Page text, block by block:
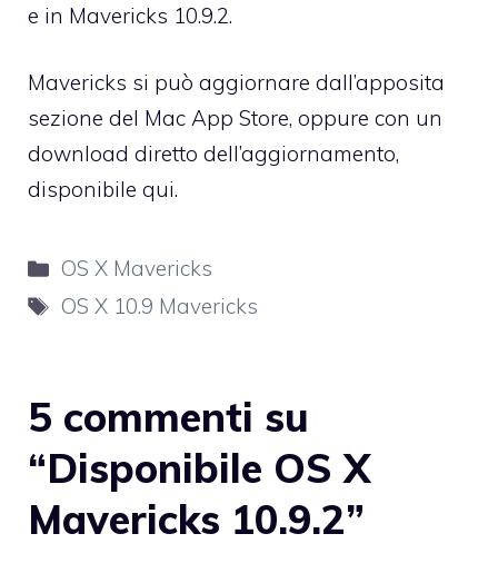
e in Mavericks 10.9.2.
Mavericks si può aggiornare dall’apposita
sezione del Mac App Store, oppure con un
download diretto dell’aggiornamento,
disponibile qui.
Categorie
OS X Mavericks
Tag
OS X 10.9 Mavericks
5 commenti su
“Disponibile OS X
Mavericks 10.9.2”